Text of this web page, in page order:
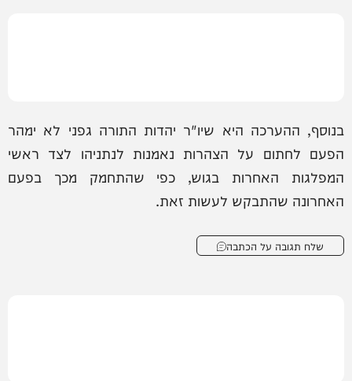
בנוסף, ההערכה היא שיו"ר יהדות התורה גפני לא ימהר
הפעם לחתום על הצהרות נאמנות לנתניהו לצד ראשי
המפלגות האחרות בגוש, כפי שהתחמק מכך בפעם
האחרונה שהתבקש לעשות זאת.
שלח תגובה על הכתבה